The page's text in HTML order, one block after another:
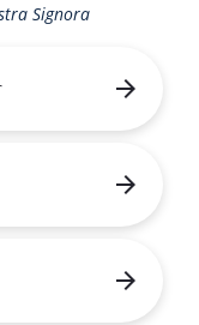
Signora
arrow_forward
arrow_forward
arrow_forward